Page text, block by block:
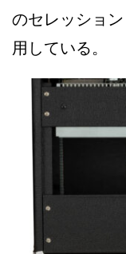
のセレッショ
用している。